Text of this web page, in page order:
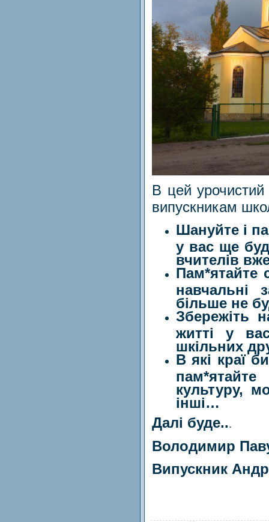
В цей урочистий
випускникам
Шануйте і
у вас ще
вчителів
Пам*ятайте
навчальні
більше не
Збережіть
житті у
шкільних
В які краї
культуру,
інші…
Далі буде...
Володимир
Випускник